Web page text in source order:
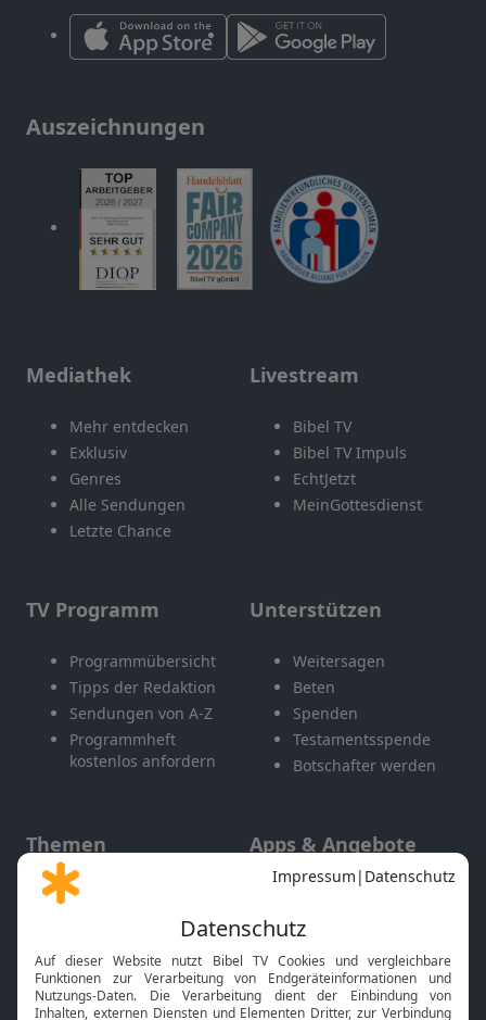
Auszeichnungen
Mediathek
Mehr entdecken
Exklusiv
Genres
Alle Sendungen
Letzte Chance
Livestream
Bibel TV
Bibel TV Impuls
EchtJetzt
MeinGottesdienst
TV Programm
Programmübersicht
Tipps der Redaktion
Sendungen von A-Z
Programmheft
kostenlos anfordern
Unterstützen
Weitersagen
Beten
Spenden
Testamentsspende
Botschafter werden
Themen
Gott und Bibel erklärt
Neuigkeiten
Apps & Angebote
Mobile App
Smart TV
HbbTV